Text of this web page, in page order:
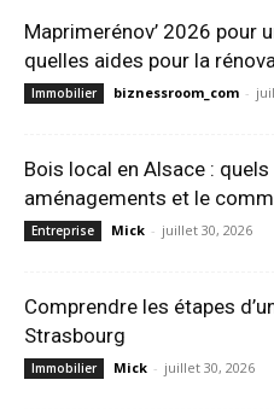
Maprimerénov’ 2026 pour
quelles aides pour la
Immobilier biznessroom_com -
Bois local en Alsace :
aménagements et le
Entreprise Mick - juillet 30, 2026
Comprendre les étapes
Strasbourg
Immobilier Mick - juillet 30, 2026